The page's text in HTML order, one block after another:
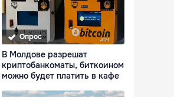
Опрос
В Молдове разрешат
криптобанкоматы, биткоином
можно будет платить в кафе